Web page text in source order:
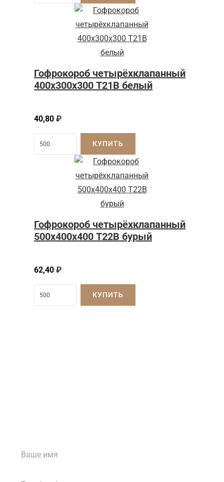
Гофрокороб четырёхклапанный
400х300х300 Т21В белый
40,80 ₽
КУПИТЬ
Гофрокороб четырёхклапанный
500х400х400 Т22В бурый
62,40 ₽
КУПИТЬ